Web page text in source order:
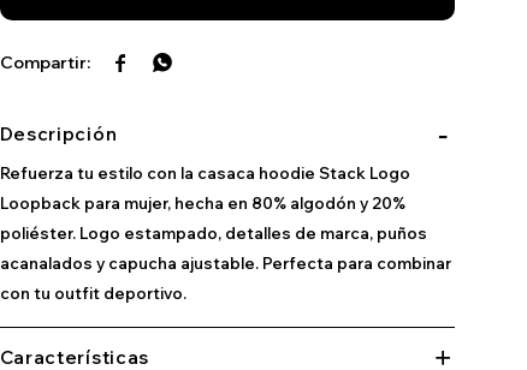
 
Descripción
Refuerza tu estilo con la casaca hoodie Stack Logo
Loopback para mujer, hecha en 80% algodón y 20%
poliéster. Logo estampado, detalles de marca, puños
acanalados y capucha ajustable. Perfecta para combinar
con tu outfit deportivo.
Características